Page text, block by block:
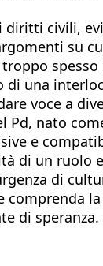
diritti civili,
su
una
voce a
Pd, nato
e
di un ruolo
di
di speranza.